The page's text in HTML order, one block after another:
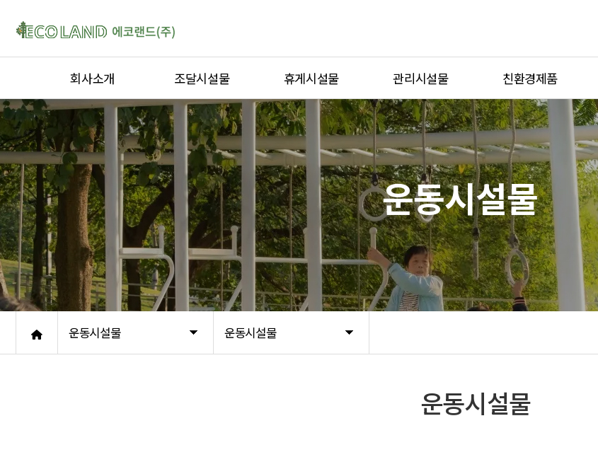
회사소개
인사말
연혁
인증서
오시는 길
조달시설물
퍼걸러
옥외용벤치
디자인형울타리
자전거보관대
야외운동기구
휴게시설물
티하우스
퍼걸러
키즈스테이션
정자ㆍ가제보
곡면가공벤치
옥외용벤치
야외테이블
평상
썬베드
관리시설물
자전거보관대
생활자원보관소
디자인형울타리
흡연부스
조명열주
볼라드
플랜터
세족대
기타시설물
친환경제품
식생방음벽
그린월
스마트가든
운동시설물 운동시설물
운동시설물
운동시설물